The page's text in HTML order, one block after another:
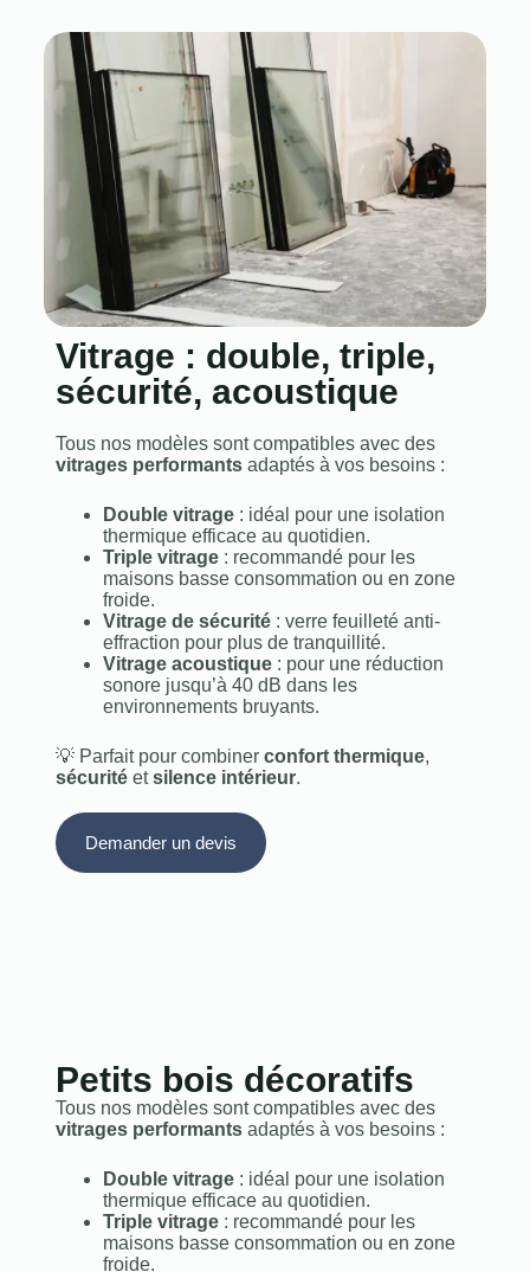
Vitrage : double, triple,
sécurité, acoustique
Tous nos modèles sont compatibles avec des
vitrages performantsadaptés à vos besoins :
Double vitrage: idéal pour une isolation
thermique efficace au quotidien.
Triple vitrage: recommandé pour les
maisons basse consommation ou en zone
froide.
Vitrage de sécurité: verre feuilleté anti-
effraction pour plus de tranquillité.
Vitrage acoustique: pour une réduction
sonore jusqu’à 40 dB dans les
environnements bruyants.
💡 Parfait pour combiner confort thermique,
sécuritéetsilence intérieur.
Demander un devis
Petits bois décoratifs
Tous nos modèles sont compatibles avec des
vitrages performantsadaptés à vos besoins :
Double vitrage: idéal pour une isolation
thermique efficace au quotidien.
Triple vitrage: recommandé pour les
maisons basse consommation ou en zone
froide.